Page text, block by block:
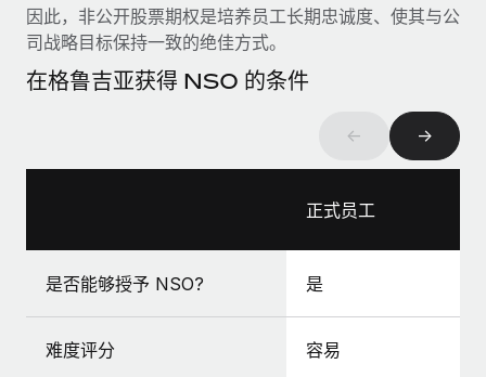
防范合规风险
设备管理
在全球范围内配置和跟踪 IT 设备
快速建立合规实体
福利
轻松管理员工福利
博客
Why owned entities are key to maintaining
EOR compliance
As the global workforce continues to expand in response
What a Workday global payroll implementation
actually looks like
six-month project with a dedicated team....
因此，非公开股票期权是培养员工长期忠诚度、使其与公
司战略目标保持一致的绝佳方式。
在格鲁吉亚获得 NSO 的条件
← →
正式员工
是否能够授予 NSO? 是
难度评分 容易